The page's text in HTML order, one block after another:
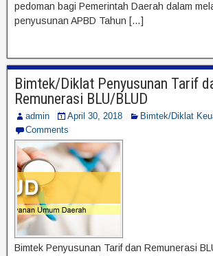
pedoman bagi Pemerintah Daerah dalam
penyusunan APBD Tahun […]
Bimtek/Diklat Penyusunan Tarif
Remunerasi BLU/BLUD
admin April 30, 2018
Bimtek/Diklat
Comments
Bimtek Penyusunan Tarif dan Remunerasi